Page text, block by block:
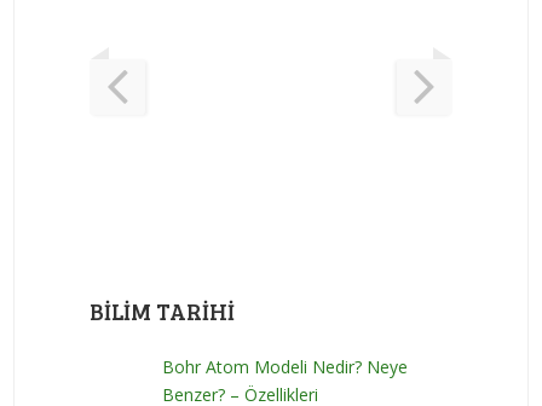
BILIM TARIHI
Bohr Atom Modeli Nedir? Neye
Benzer? – Özellikleri